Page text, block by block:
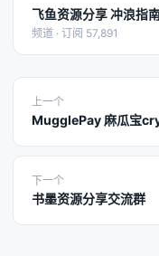
飞鱼资源分享 冲浪指
频道 · 订阅 57,891
上一个
MugglePay 麻瓜宝
下一个
书墨资源分享交流群